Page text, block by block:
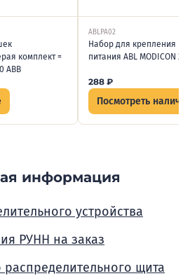
комплект =
ABB
ABLPA02
Набор для крепления
питания ABL MODICON
288 ₽
Посмотреть
информация
устройства
РУНН на заказ
распределительного щита